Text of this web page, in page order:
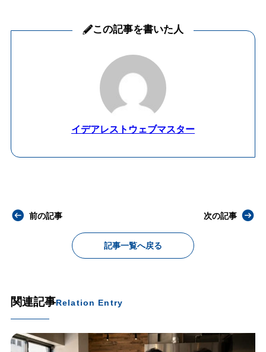
この記事を書いた人
イデアレストウェブマスター
前の記事
記事一覧へ戻る
次の記事
関連記事Relation Entry